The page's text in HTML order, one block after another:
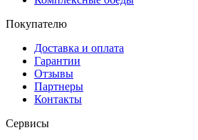
Покупателю
Доставка и оплата
Гарантии
Отзывы
Партнеры
Контакты
Сервисы